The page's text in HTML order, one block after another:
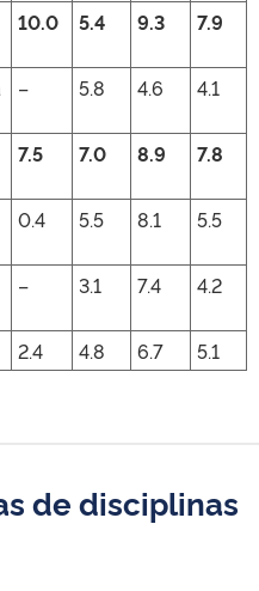
10.0 5.4 9.3 7.9
– 5.8 4.6 4.1
7.5 7.0 8.9 7.8
0.4 5.5 8.1 5.5
– 3.1 7.4 4.2
2.4 4.8 6.7 5.1
de disciplinas